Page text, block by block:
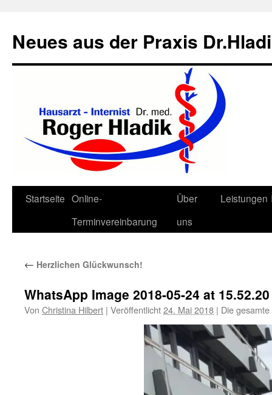
Neues aus der Praxis
Zum
Startseite Online-
Terminvereinbarung
Über
uns
Leistungen
← Herzlichen Glückwunsch!
WhatsApp Image 2018-05-24 at 15.52.20
Von Christina Hilbert | Veröffentlicht24. Mai 2018 | Die